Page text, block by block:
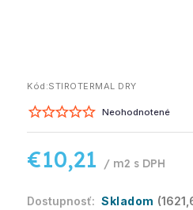
Kód:STIROTERMAL DRY
Neohodnotené
€10,21 / m2
Skladom